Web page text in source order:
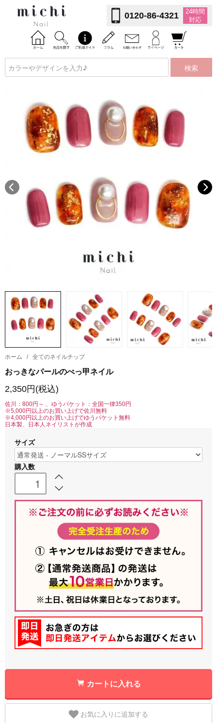
0120-86-4321
24時間
対応
検索
ホーム / 全てのネイルチップ
おっきなパールのべっ甲ネイル
2,350円(税込)
佐川：800円～ 、ゆうパケット：全国一律350円
※5,000円以上のお買い上げで佐川無料
※4,000円以上のお買い上げでゆうパケット無料
日本製、日本人ネイリストが作成
サイズ
購入数
カートに入れる
お気に入りに追加する